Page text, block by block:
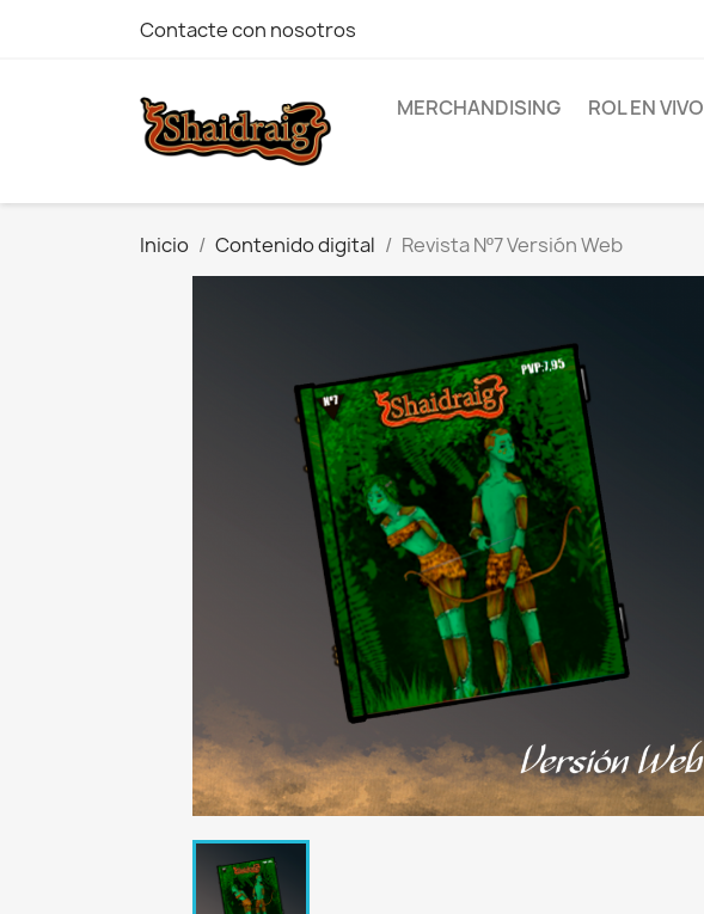
Contacte con nosotros
MERCHANDISING ROL EN VIVO
Inicio Contenido digital Revista Nº7 Versión Web